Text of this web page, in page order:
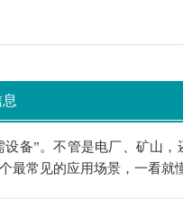
备”。不管是电厂、矿山
最常见的应用场景，一看就